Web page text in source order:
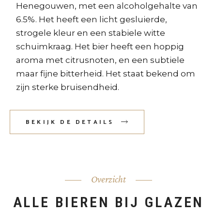
Henegouwen, met een alcoholgehalte van
6.5%. Het heeft een licht gesluierde,
strogele kleur en een stabiele witte
schuimkraag. Het bier heeft een hoppig
aroma met citrusnoten, en een subtiele
maar fijne bitterheid. Het staat bekend om
zijn sterke bruisendheid.
BEKIJK DE DETAILS
Overzicht
ALLE BIEREN BIJ GLAZEN